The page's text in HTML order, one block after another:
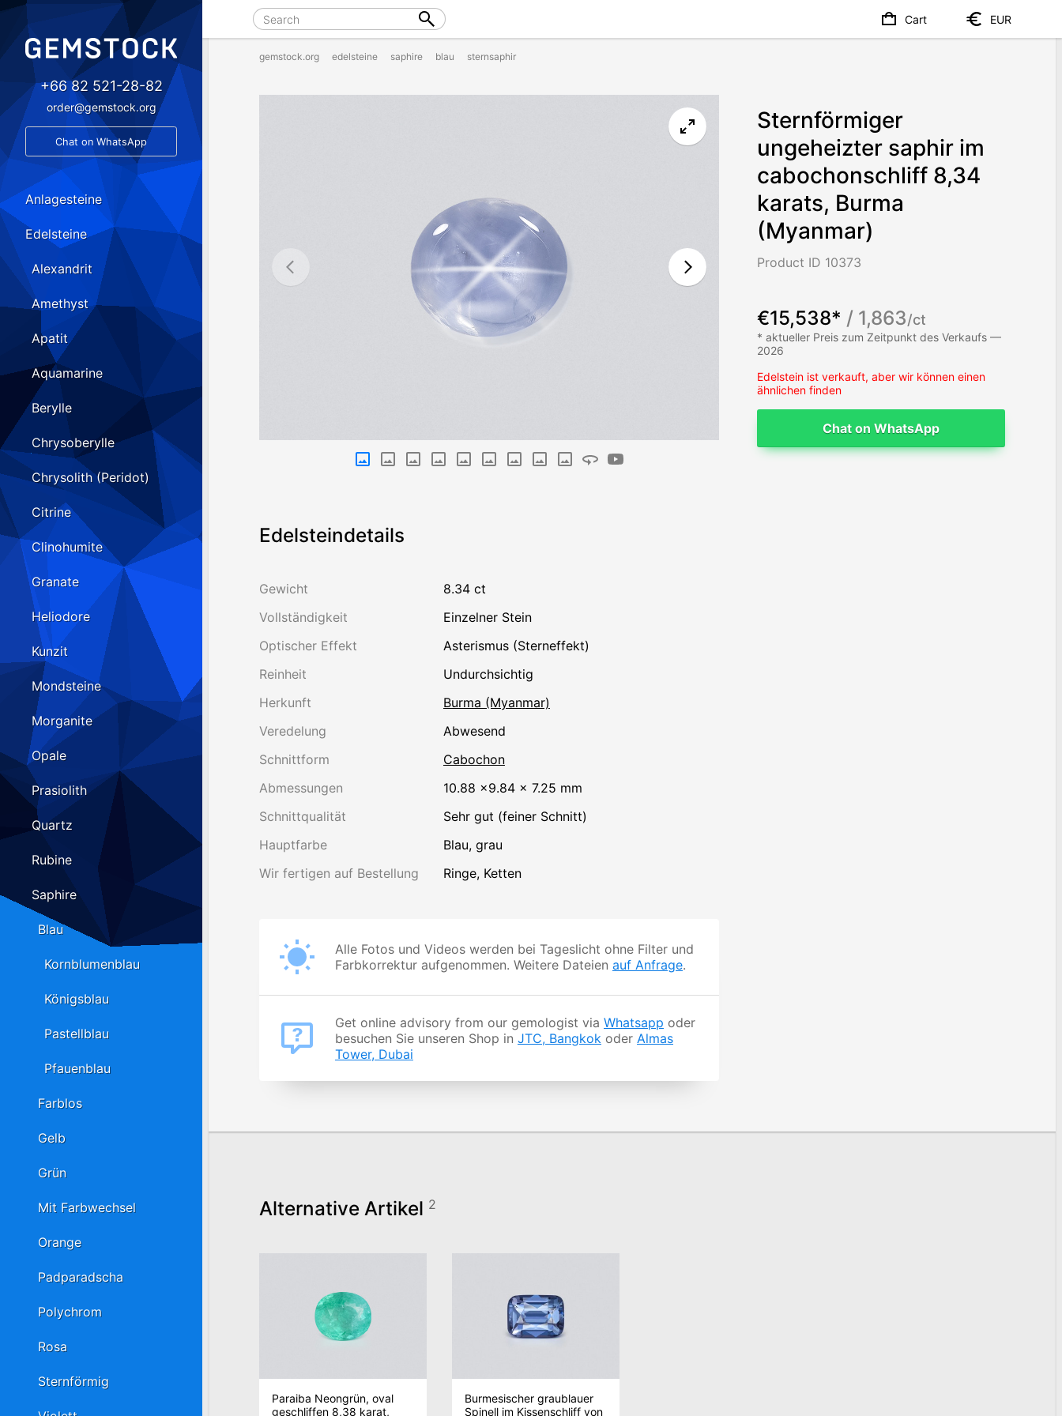
gemstock.org edelsteine saphire blau sternsaphir
Sternförmiger
ungeheizter saphir im
cabochonschliff 8,34
karats, Burma
(Myanmar)
Product ID 10373
€15,538* / 1,863/ct
* aktueller Preis zum Zeitpunkt des Verkaufs —
2026
Edelstein ist verkauft, aber wir können einen
ähnlichen finden
Chat on WhatsApp
Edelsteindetails
Gewicht
8.34 ct
Vollständigkeit
einzelner Stein
Optischer Effekt
Asterismus (Sterneffekt)
Reinheit
undurchsichtig
Herkunft
Burma (Myanmar)
Veredelung
abwesend
Schnittform
Cabochon
Abmessungen
10.88 ×9.84 × 7.25 mm
Schnittqualität
Sehr gut (feiner Schnitt)
Hauptfarbe
Blau, grau
Wir fertigen auf Bestellung
Ringe, Ketten
Alle Fotos und Videos werden bei Tageslicht ohne Filter und
Farbkorrektur aufgenommen. Weitere Dateien auf Anfrage.
Get online advisory from our gemologist via Whatsapp oder
besuchen Sie unseren Shop in JTC, Bangkok oder Almas
Tower, Dubai
Alternative Artikel 2
Paraiba Neongrün, oval
geschliffen 8,38 karat,
Burmesischer graublauer
Spinell im Kissenschliff von
+66 82 521-28-82
order@gemstock.org
Chat on WhatsApp
Anlagesteine
Edelsteine
Alexandrit
Amethyst
Apatit
Aquamarine
Berylle
Chrysoberylle
Chrysolith (Peridot)
Citrine
Clinohumite
Granate
Heliodore
Kunzit
Mondsteine
Morganite
Opale
Prasiolith
Quartz
Rubine
Saphire
Blau
Kornblumenblau
Königsblau
Pastellblau
Pfauenblau
Farblos
Gelb
Grün
Mit Farbwechsel
Orange
Padparadscha
Polychrom
Rosa
Sternförmig
Cart EUR